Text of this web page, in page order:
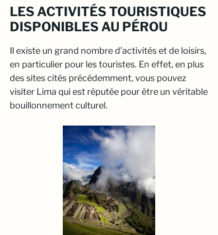
LES ACTIVITÉS TOURISTIQUES
DISPONIBLES AU PÉROU
Il existe un grand nombre d’activités et de loisirs,
en particulier pour les touristes. En effet, en plus
des sites cités précédemment, vous pouvez
visiter Lima qui est réputée pour être un véritable
bouillonnement culturel.